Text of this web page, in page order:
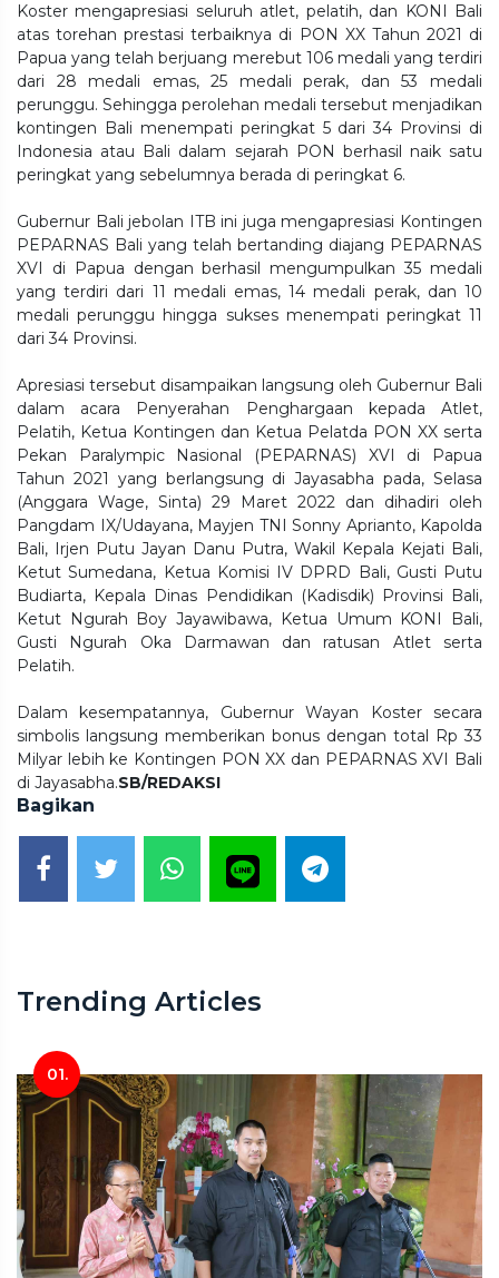
Koster mengapresiasi seluruh atlet, pelatih, dan KONI Bali
atas torehan prestasi terbaiknya di PON XX Tahun 2021 di
Papua yang telah berjuang merebut 106 medali yang terdiri
dari 28 medali emas, 25 medali perak, dan 53 medali
perunggu. Sehingga perolehan medali tersebut menjadikan
kontingen Bali menempati peringkat 5 dari 34 Provinsi di
Indonesia atau Bali dalam sejarah PON berhasil naik satu
peringkat yang sebelumnya berada di peringkat 6.
Gubernur Bali jebolan ITB ini juga mengapresiasi Kontingen
PEPARNAS Bali yang telah bertanding diajang PEPARNAS
XVI di Papua dengan berhasil mengumpulkan 35 medali
yang terdiri dari 11 medali emas, 14 medali perak, dan 10
medali perunggu hingga sukses menempati peringkat 11
dari 34 Provinsi.
Apresiasi tersebut disampaikan langsung oleh Gubernur Bali
dalam acara Penyerahan Penghargaan kepada Atlet,
Pelatih, Ketua Kontingen dan Ketua Pelatda PON XX serta
Pekan Paralympic Nasional (PEPARNAS) XVI di Papua
Tahun 2021 yang berlangsung di Jayasabha pada, Selasa
(Anggara Wage, Sinta) 29 Maret 2022 dan dihadiri oleh
Pangdam IX/Udayana, Mayjen TNI Sonny Aprianto, Kapolda
Bali, Irjen Putu Jayan Danu Putra, Wakil Kepala Kejati Bali,
Ketut Sumedana, Ketua Komisi IV DPRD Bali, Gusti Putu
Budiarta, Kepala Dinas Pendidikan (Kadisdik) Provinsi Bali,
Ketut Ngurah Boy Jayawibawa, Ketua Umum KONI Bali,
Gusti Ngurah Oka Darmawan dan ratusan Atlet serta
Pelatih.
Dalam kesempatannya, Gubernur Wayan Koster secara
simbolis langsung memberikan bonus dengan total Rp 33
Milyar lebih ke Kontingen PON XX dan PEPARNAS XVI Bali
di Jayasabha.SB/REDAKSI
Bagikan
Trending Articles
01.